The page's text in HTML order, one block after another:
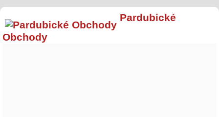
Pardubické
Obchody